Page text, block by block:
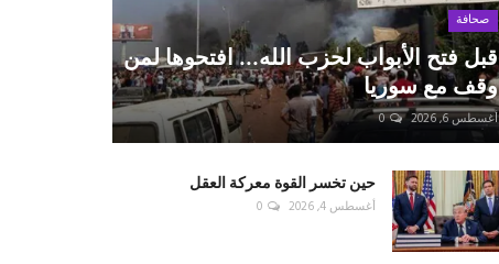
صحافة
قبل فتح الأبواب لحزب الله... افتحوها لمن
وقف مع سوريا
أغسطس 6, 2026 0
حين تخسر القوة معركة العقل
أغسطس 4, 2026 0